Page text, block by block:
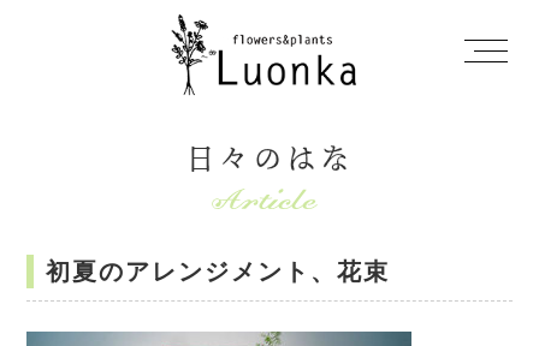
日々のはな
初夏のアレンジメント、花束